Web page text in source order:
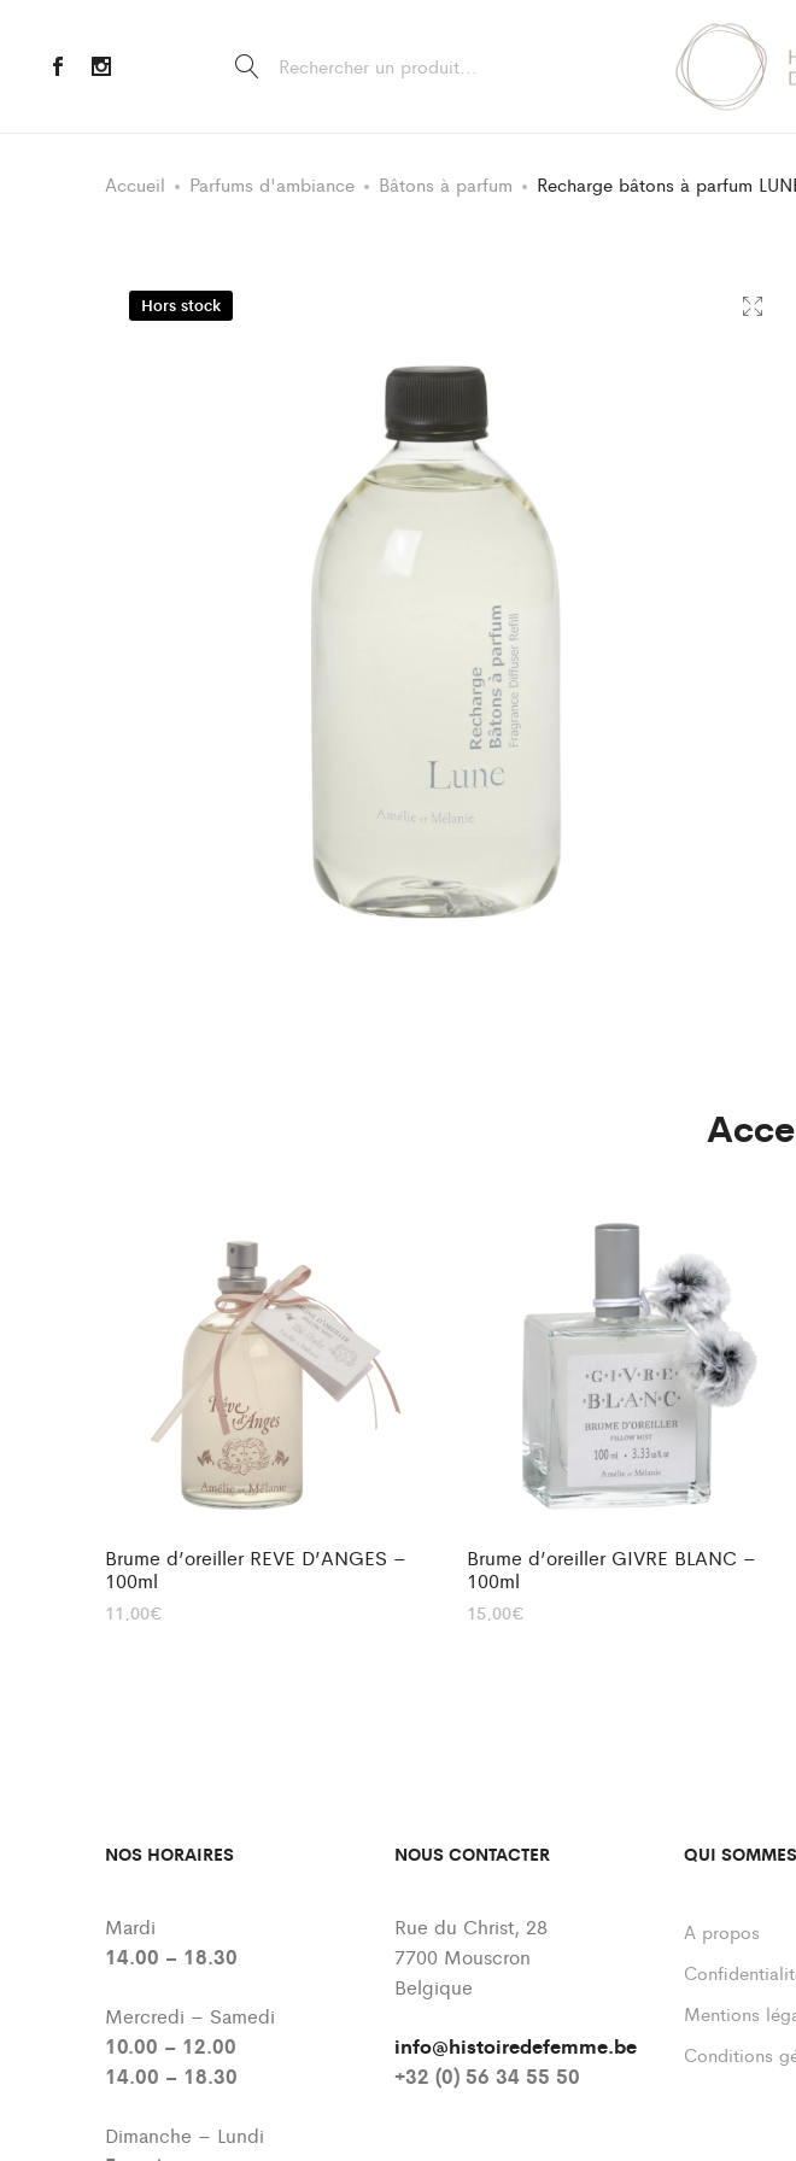
Accueil Parfums d'ambiance Bâtons à parfum Recharge bâtons à parfum
Hors stock
Brume d’oreiller REVE D’ANGES –
100ml
11,00€
Brume d’oreiller GIVRE BLANC –
100ml
15,00€
NOS HORAIRES
Mardi
14.00 – 18.30
Mercredi – Samedi
10.00 – 12.00
14.00 – 18.30
Dimanche – Lundi
NOUS CONTACTER
Rue du Christ, 28
7700 Mouscron
Belgique
info@histoiredefemme.be
+32 (0) 56 34 55 50
QUI
A propos
Mentions
Conditions